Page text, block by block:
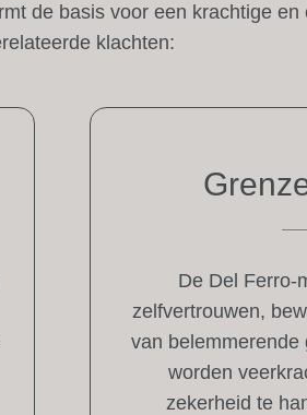
de basis voor een krachtige en
klachten:
De Del Ferro-
zelfvertrouwen,
van belemmerende
worden
zekerheid te